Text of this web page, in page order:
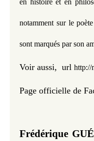
en histoire et en
notamment sur le
sont marqués par son
Voir aussi, url http://
Page officielle de
Frédérique